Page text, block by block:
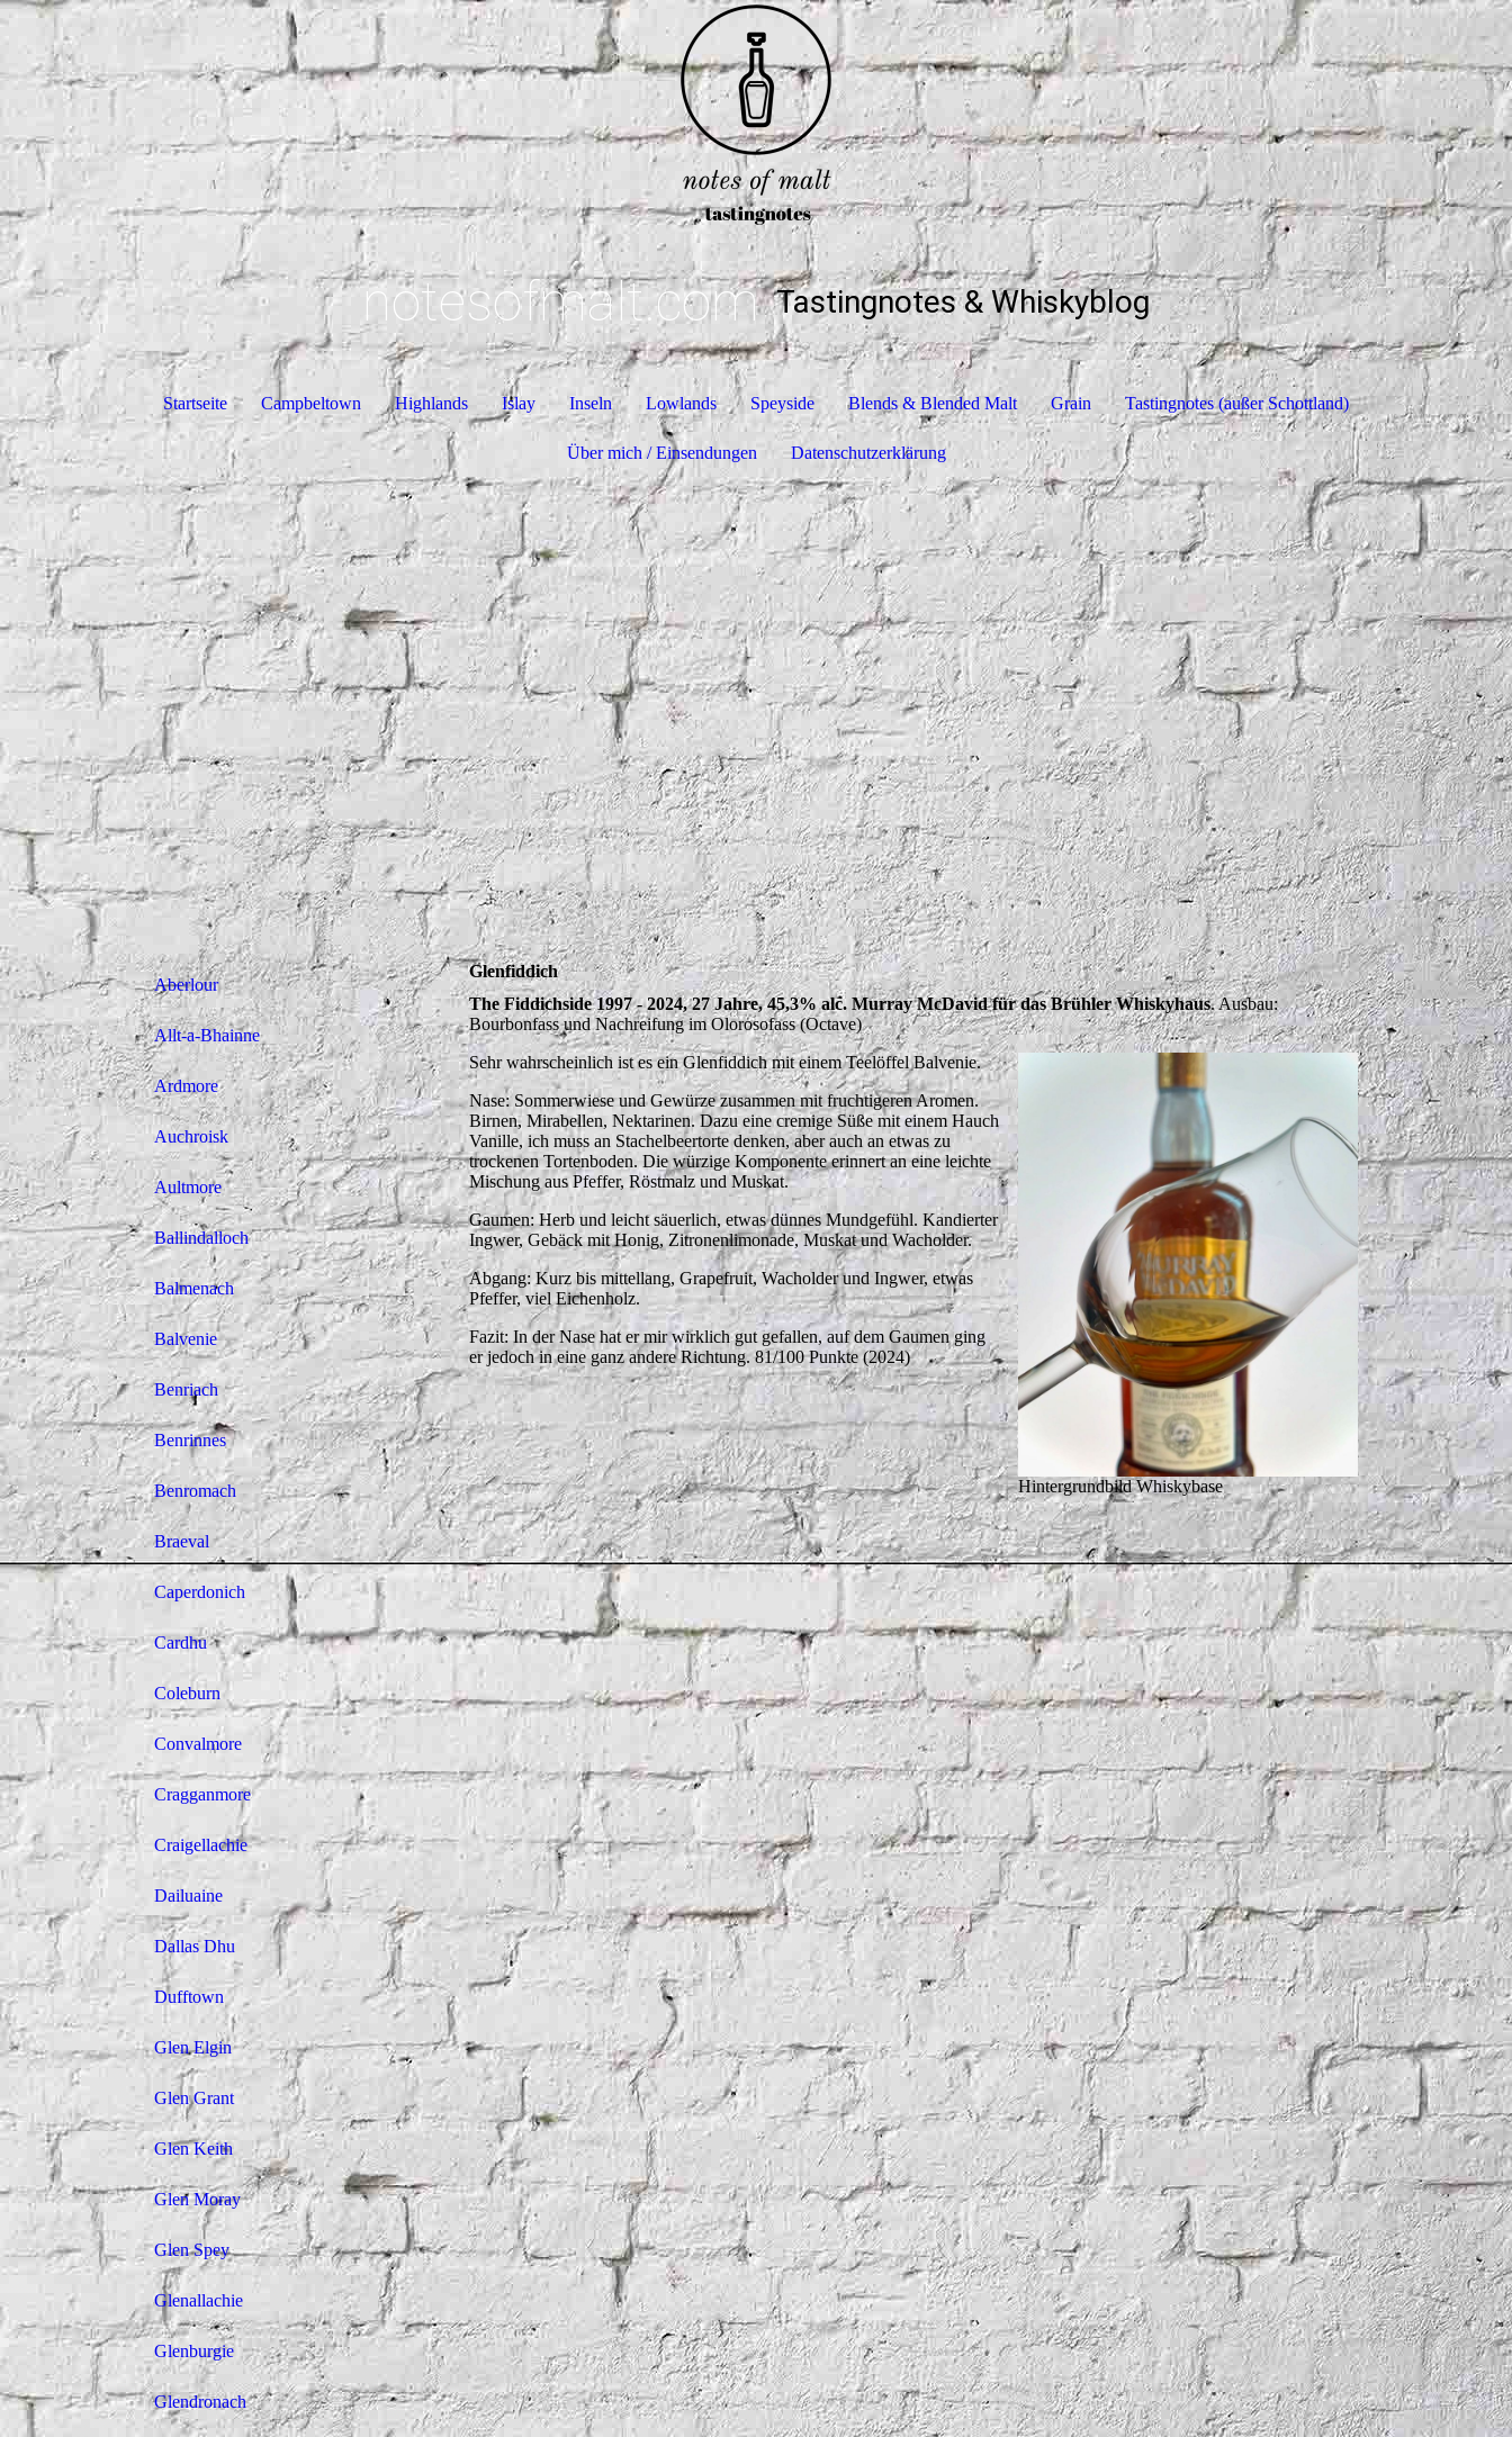
notesofmalt.com Tastingnotes & Whiskyblog
Startseite Campbeltown Highlands Islay Inseln Lowlands Speyside Blends & Blended Malt Grain Tastingnotes (außer Schottland)
Über mich / Einsendungen Datenschutzerklärung
Aberlour
Allt-a-Bhainne
Ardmore
Auchroisk
Aultmore
Ballindalloch
Balmenach
Balvenie
Benriach
Benrinnes
Benromach
Braeval
Caperdonich
Cardhu
Coleburn
Convalmore
Cragganmore
Craigellachie
Dailuaine
Dallas Dhu
Dufftown
Glen Elgin
Glen Grant
Glen Keith
Glen Moray
Glen Spey
Glenallachie
Glenburgie
Glendronach
Glenfiddich
The Fiddichside 1997 - 2024, 27 Jahre, 45,3% alc. Murray McDavid für das Brühler Whiskyhaus. Ausbau:
Bourbonfass und Nachreifung im Olorosofass (Octave)
Hintergrundbild Whiskybase
Sehr wahrscheinlich ist es ein Glenfiddich mit einem Teelöffel Balvenie.
Nase: Sommerwiese und Gewürze zusammen mit fruchtigeren Aromen.
Birnen, Mirabellen, Nektarinen. Dazu eine cremige Süße mit einem Hauch
Vanille, ich muss an Stachelbeertorte denken, aber auch an etwas zu
trockenen Tortenboden. Die würzige Komponente erinnert an eine leichte
Mischung aus Pfeffer, Röstmalz und Muskat.
Gaumen: Herb und leicht säuerlich, etwas dünnes Mundgefühl. Kandierter
Ingwer, Gebäck mit Honig, Zitronenlimonade, Muskat und Wacholder.
Abgang: Kurz bis mittellang, Grapefruit, Wacholder und Ingwer, etwas
Pfeffer, viel Eichenholz.
Fazit: In der Nase hat er mir wirklich gut gefallen, auf dem Gaumen ging
er jedoch in eine ganz andere Richtung. 81/100 Punkte (2024)